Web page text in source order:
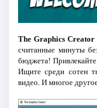
The Graphics Creator
считанные минуты
бюджета!
Ищите среди сотен
видео. И многое